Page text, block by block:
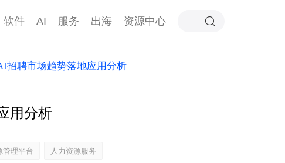
软件 AI 服务 出海 资源中心
招聘市场趋势落地应用分析
用分析
管理平台 人力资源服务